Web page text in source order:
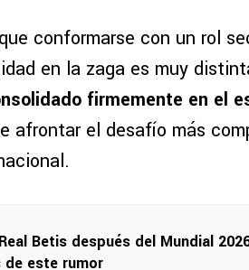
conformarse con un rol
en la zaga es muy
firmemente en el
afrontar el desafío más
Betis después del Mundial
de este rumor